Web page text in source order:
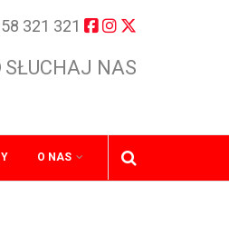
321 321
SŁUCHAJ NAS
O NAS